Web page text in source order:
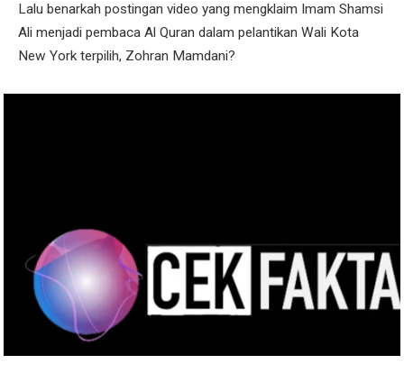
Lalu benarkah postingan video yang mengklaim Imam Shamsi
Ali menjadi pembaca Al Quran dalam pelantikan Wali Kota
New York terpilih, Zohran Mamdani?